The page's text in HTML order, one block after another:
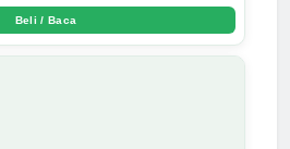
Beli / Baca